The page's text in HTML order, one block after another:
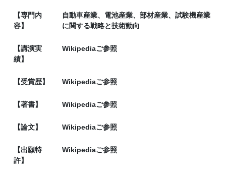
【専門内
容】
自動車産業、電池産業、部材産業、試験機産業
に関する戦略と技術動向
【講演実
績】
Wikipediaご参照
【受賞歴】 Wikipediaご参照
【著書】 Wikipediaご参照
【論文】 Wikipediaご参照
【出願特
許】
Wikipediaご参照